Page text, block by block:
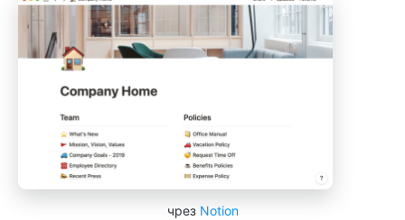
чрез Notion